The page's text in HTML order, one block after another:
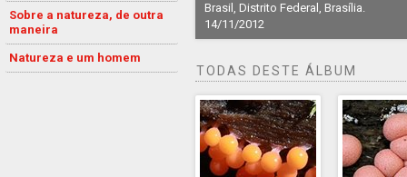
Sobre a natureza, de outra
maneira
Natureza e um homem
Brasil, Distrito Federal, Brasília.
14/11/2012
TODAS DESTE ÁLBUM